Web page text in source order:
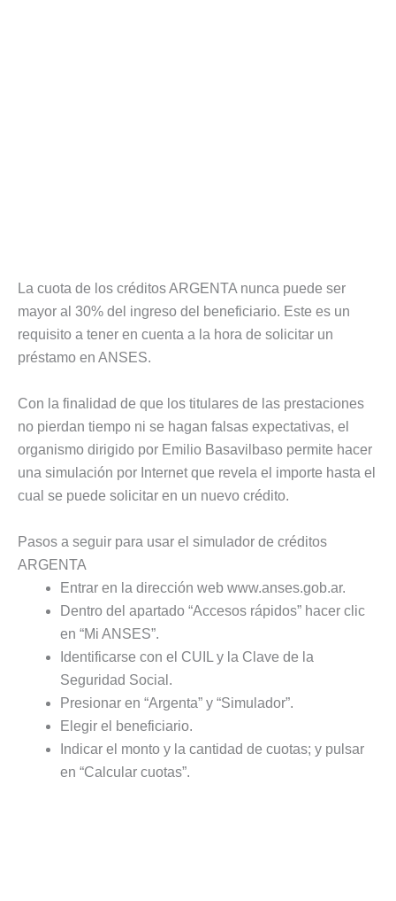
La cuota de los créditos ARGENTA nunca puede ser
mayor al 30% del ingreso del beneficiario. Este es un
requisito a tener en cuenta a la hora de solicitar un
préstamo en ANSES.
Con la finalidad de que los titulares de las prestaciones
no pierdan tiempo ni se hagan falsas expectativas, el
organismo dirigido por Emilio Basavilbaso permite hacer
una simulación por Internet que revela el importe hasta el
cual se puede solicitar en un nuevo crédito.
Pasos a seguir para usar el simulador de créditos
ARGENTA
Entrar en la dirección web www.anses.gob.ar.
Dentro del apartado “Accesos rápidos” hacer clic
en “Mi ANSES”.
Identificarse con el CUIL y la Clave de la
Seguridad Social.
Presionar en “Argenta” y “Simulador”.
Elegir el beneficiario.
Indicar el monto y la cantidad de cuotas; y pulsar
en “Calcular cuotas”.